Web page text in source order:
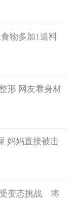
物多加1道料
形 网友看身材
妈妈直接被击
变态挑战 将